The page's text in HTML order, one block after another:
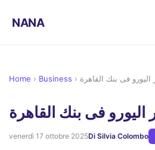
NANA
Home › Business › فى بنك القاهرة
فى بنك القاهرة
venerdì 17 ottobre 2025Di Silvia Colombo